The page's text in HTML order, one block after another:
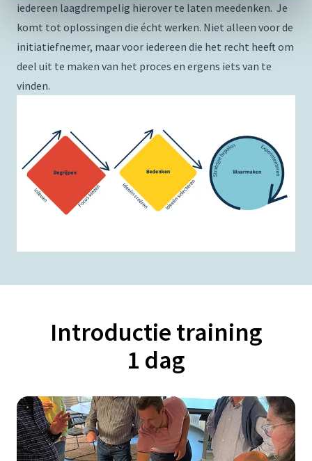
iedereen laagdrempelig hierover te laten meedenken. Je
komt tot oplossingen die écht werken. Niet alleen voor de
initiatiefnemer, maar voor iedereen die het recht heeft om
deel uit te maken van het proces en ergens iets van te
vinden.
Introductie training
1 dag